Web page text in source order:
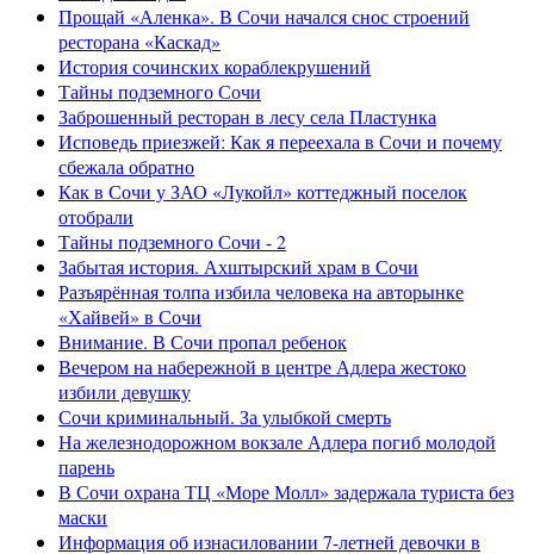
Прощай «Аленка». В Сочи начался снос строений
ресторана «Каскад»
История сочинских кораблекрушений
Тайны подземного Сочи
Заброшенный ресторан в лесу села Пластунка
Исповедь приезжей: Как я переехала в Сочи и почему
сбежала обратно
Как в Сочи у ЗАО «Лукойл» коттеджный поселок
отобрали
Тайны подземного Сочи - 2
Забытая история. Ахштырский храм в Сочи
Разъярённая толпа избила человека на авторынке
«Хайвей» в Сочи
Внимание. В Сочи пропал ребенок
Вечером на набережной в центре Адлера жестоко
избили девушку
Сочи криминальный. За улыбкой смерть
На железнодорожном вокзале Адлера погиб молодой
парень
В Сочи охрана ТЦ «Море Молл» задержала туриста без
маски
Информация об изнасиловании 7-летней девочки в